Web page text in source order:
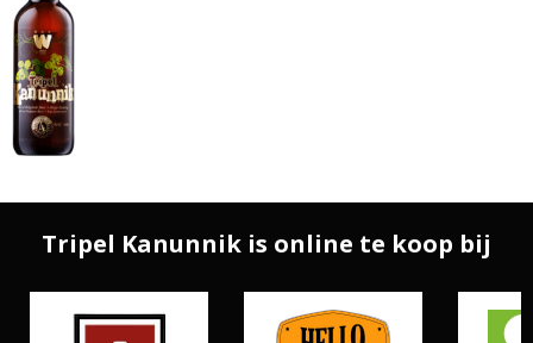
Tripel Kanunnik is online te koop bij